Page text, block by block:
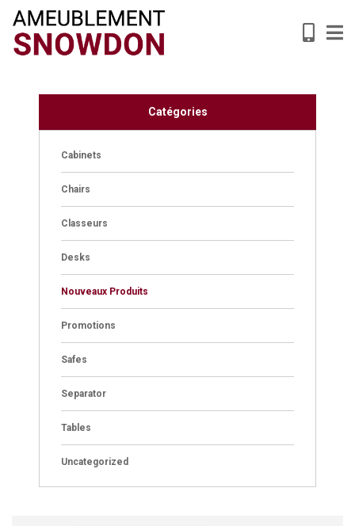
Catégories
Cabinets
Chairs
Classeurs
Desks
Nouveaux Produits
Promotions
Safes
Separator
Tables
Uncategorized